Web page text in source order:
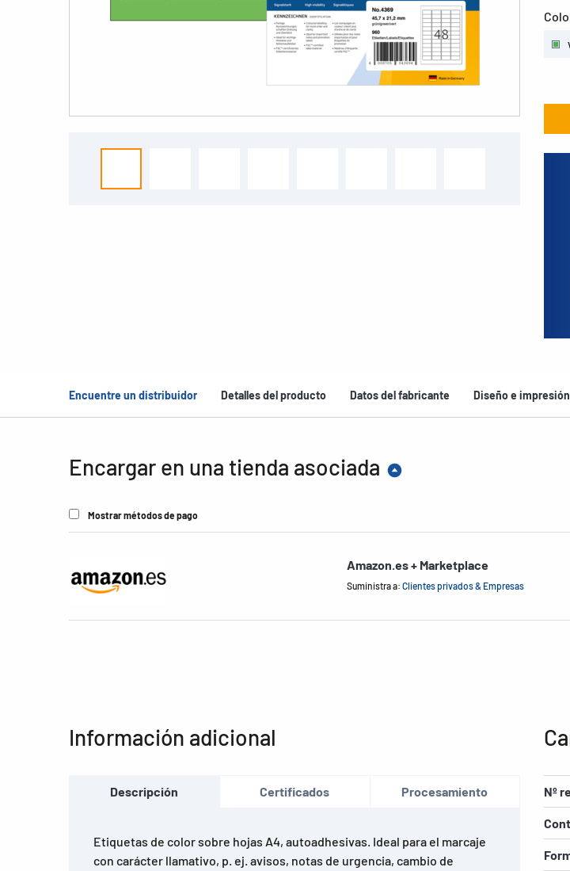
Encuentre un distribuidor Detalles del producto Datos del fabricante Diseño e impresión
Encargar en una tienda asociada
Mostrar métodos de pago
Amazon.es + Marketplace
Suministra a: Clientes privados & Empresas
Información adicional
Descripción Certificados Procesamiento
Etiquetas de color sobre hojas A4, autoadhesivas. Ideal para el marcaje
con carácter llamativo, p. ej. avisos, notas de urgencia, cambio de
Nº